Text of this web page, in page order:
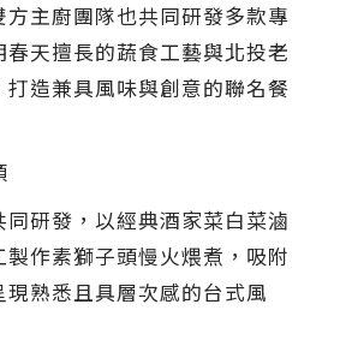
主廚團隊也共同研發多款專
天擅長的蔬食工藝與北投老
造兼具風味與創意的聯名餐
研發，以經典酒家菜白菜滷
作素獅子頭慢火煨煮，吸附
熟悉且具層次感的台式風